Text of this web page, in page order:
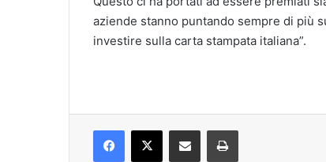
aziende stanno puntando sempre di più
investire sulla carta stampata italiana”.